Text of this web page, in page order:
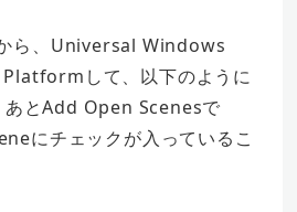
ら、Universal Windows
して、以下のように
あとAdd Open Scenesで
にチェックが入っているこ